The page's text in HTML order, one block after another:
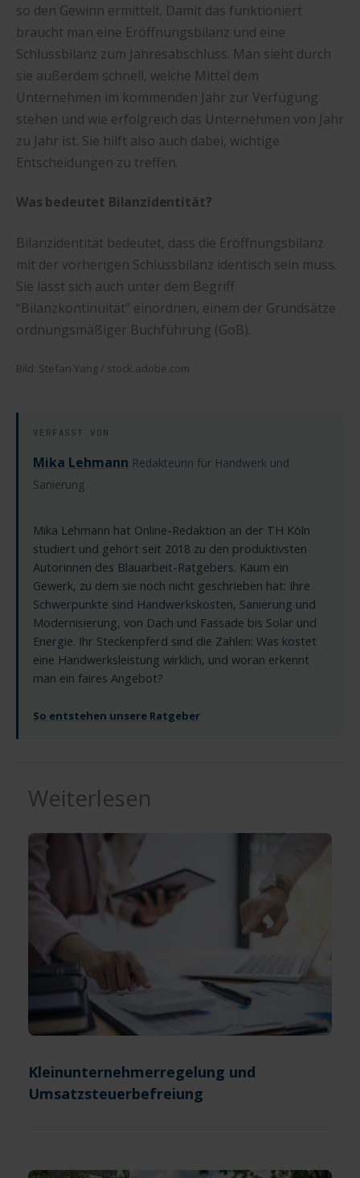
so den Gewinn ermittelt. Damit das funktioniert
braucht man eine Eröffnungsbilanz und eine
Schlussbilanz zum Jahresabschluss. Man sieht durch
sie außerdem schnell, welche Mittel dem
Unternehmen im kommenden Jahr zur Verfügung
stehen und wie erfolgreich das Unternehmen von Jahr
zu Jahr ist. Sie hilft also auch dabei, wichtige
Entscheidungen zu treffen.
Was bedeutet Bilanzidentität?
Bilanzidentität bedeutet, dass die Eröffnungsbilanz
mit der vorherigen Schlussbilanz identisch sein muss.
Sie lässt sich auch unter dem Begriff
“Bilanzkontinuität” einordnen, einem der Grundsätze
ordnungsmäßiger Buchführung (GoB).
Bild: Stefan Yang / stock.adobe.com
VERFASST VON
Mika Lehmann Redakteurin für Handwerk und
Sanierung
Mika Lehmann hat Online-Redaktion an der TH Köln
studiert und gehört seit 2018 zu den produktivsten
Autorinnen des Blauarbeit-Ratgebers. Kaum ein
Gewerk, zu dem sie noch nicht geschrieben hat: Ihre
Schwerpunkte sind Handwerkskosten, Sanierung und
Modernisierung, von Dach und Fassade bis Solar und
Energie. Ihr Steckenpferd sind die Zahlen: Was kostet
eine Handwerksleistung wirklich, und woran erkennt
man ein faires Angebot?
So entstehen unsere Ratgeber
Weiterlesen
Kleinunternehmerregelung und
Umsatzsteuerbefreiung